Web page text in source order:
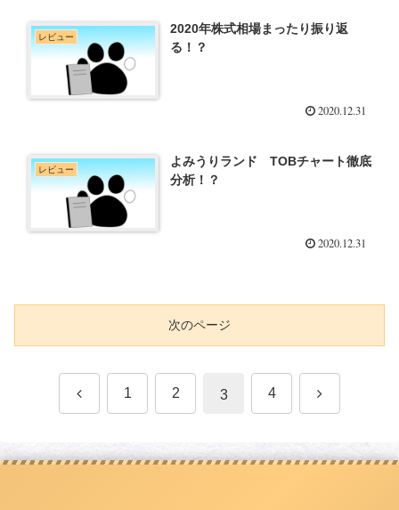
レビュー
2020年株式相場まったり振り返
る！？
2020.12.31
レビュー
よみうりランド TOBチャート徹底
分析！？
2020.12.31
次のページ
前 1 2 3 4 次